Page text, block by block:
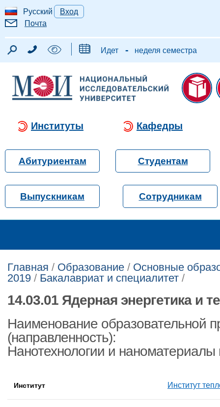
Русский
Вход
Почта
Идет - неделя семестра
Институты Кафедры
Абитуриентам Студентам
Выпускникам Сотрудникам
Главная / Образование / Основные
2019 / Бакалавриат и специалитет /
14.03.01 Ядерная энергетика и
Наименование образовательной
(направленность):
Нанотехнологии и наноматериалы
Институт Институт